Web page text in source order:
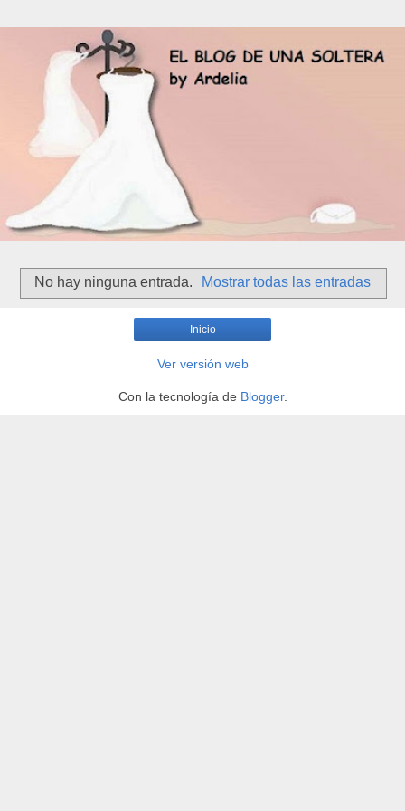
No hay ninguna entrada. Mostrar todas las entradas
Inicio
Ver versión web
Con la tecnología de Blogger.